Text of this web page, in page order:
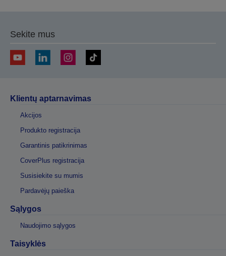
Sekite mus
Klientų aptarnavimas
Akcijos
Produkto registracija
Garantinis patikrinimas
CoverPlus registracija
Susisiekite su mumis
Pardavėjų paieška
Sąlygos
Naudojimo sąlygos
Taisyklės